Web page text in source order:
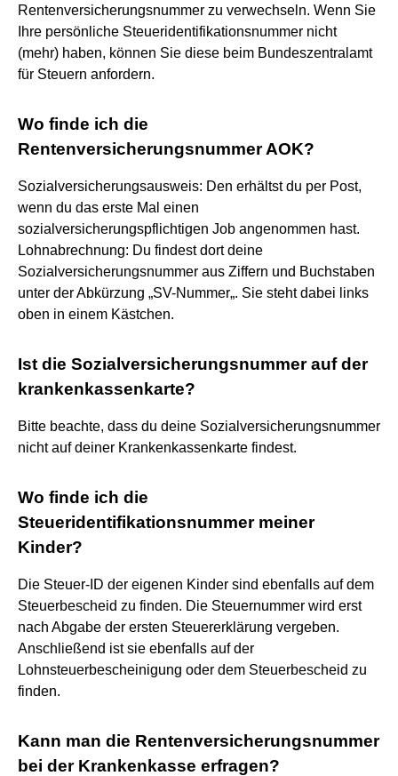
Rentenversicherungsnummer zu verwechseln. Wenn Sie
Ihre persönliche Steueridentifikationsnummer nicht
(mehr) haben, können Sie diese beim Bundeszentralamt
für Steuern anfordern.
Wo finde ich die
Rentenversicherungsnummer AOK?
Sozialversicherungsausweis: Den erhältst du per Post,
wenn du das erste Mal einen
sozialversicherungspflichtigen Job angenommen hast.
Lohnabrechnung: Du findest dort deine
Sozialversicherungsnummer aus Ziffern und Buchstaben
unter der Abkürzung „SV-Nummer„. Sie steht dabei links
oben in einem Kästchen.
Ist die Sozialversicherungsnummer auf der
krankenkassenkarte?
Bitte beachte, dass du deine Sozialversicherungsnummer
nicht auf deiner Krankenkassenkarte findest.
Wo finde ich die
Steueridentifikationsnummer meiner
Kinder?
Die Steuer-ID der eigenen Kinder sind ebenfalls auf dem
Steuerbescheid zu finden. Die Steuernummer wird erst
nach Abgabe der ersten Steuererklärung vergeben.
Anschließend ist sie ebenfalls auf der
Lohnsteuerbescheinigung oder dem Steuerbescheid zu
finden.
Kann man die Rentenversicherungsnummer
bei der Krankenkasse erfragen?